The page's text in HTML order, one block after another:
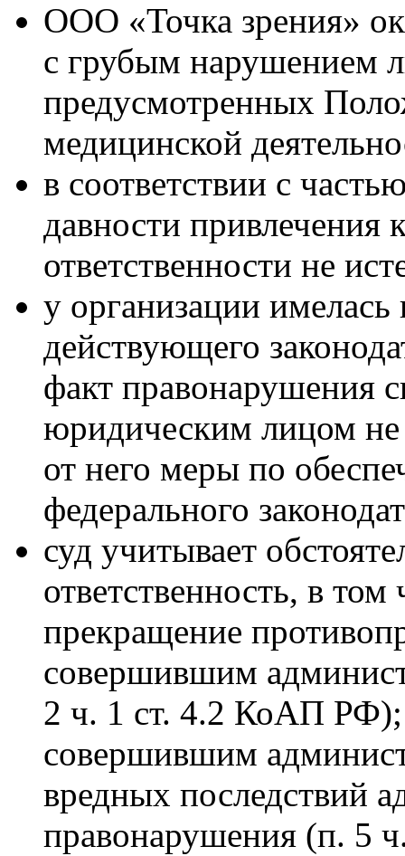
ООО «Точка зрения»
с грубым нарушением
предусмотренных
медицинской
в соответствии с
давности
ответственности не
у организации
действующего
факт правонарушения
юридическим лицом
от него меры по
федерального
суд учитывает
ответственность, в
прекращение
совершившим
2 ч. 1 ст. 4.2 КоАП
совершившим
вредных последствий
правонарушения (п. 5